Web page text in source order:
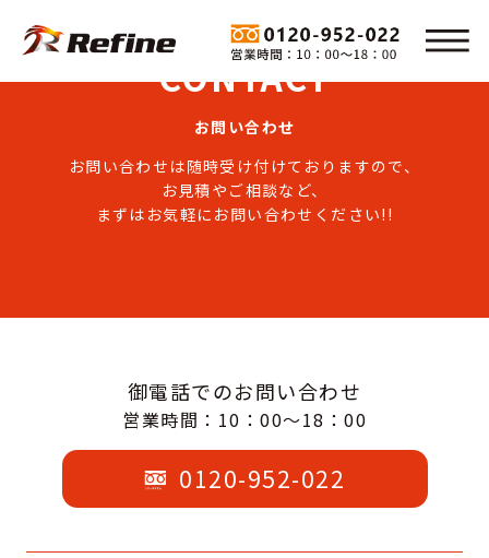
CONTACT
お問い合わせ
お問い合わせは随時受け付けておりますので、
お見積やご相談など、
まずはお気軽にお問い合わせください!!
御電話でのお問い合わせ
営業時間：10：00～18：00
0120-952-022